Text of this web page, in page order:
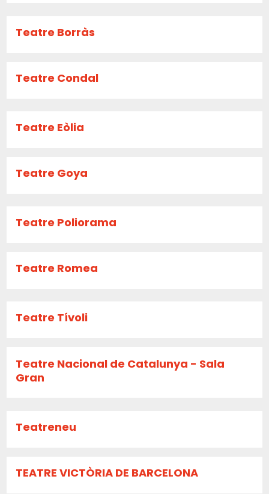
Teatre Borràs
Teatre Condal
Teatre Eòlia
Teatre Goya
Teatre Poliorama
Teatre Romea
Teatre Tívoli
Teatre Nacional de Catalunya - Sala
Gran
Teatreneu
TEATRE VICTÒRIA DE BARCELONA